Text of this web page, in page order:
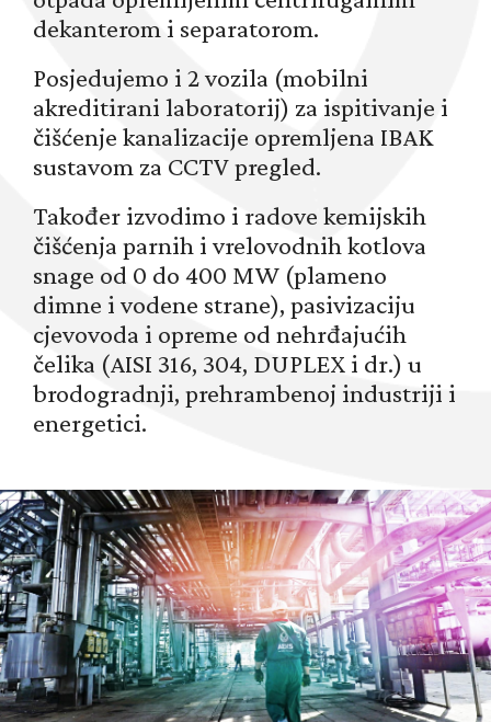
dekanterom i separatorom.
Posjedujemo i 2 vozila (mobilni
akreditirani laboratorij) za ispitivanje i
čišćenje kanalizacije opremljena IBAK
sustavom za CCTV pregled.
Također izvodimo i radove kemijskih
čišćenja parnih i vrelovodnih kotlova
snage od 0 do 400 MW (plameno
dimne i vodene strane), pasivizaciju
cjevovoda i opreme od nehrđajućih
čelika (AISI 316, 304, DUPLEX i dr.) u
brodogradnji, prehrambenoj industriji i
energetici.